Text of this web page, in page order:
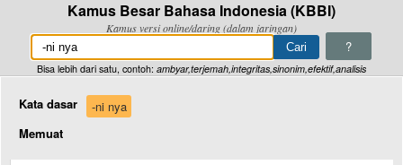
Kamus Besar Bahasa Indonesia (KBBI)
Kamus versi online/daring (dalam jaringan)
?
Bisa lebih dari satu, contoh: ambyar,terjemah,integritas,sinonim,efektif,analisis
Kata dasar
-ni nya
Memuat